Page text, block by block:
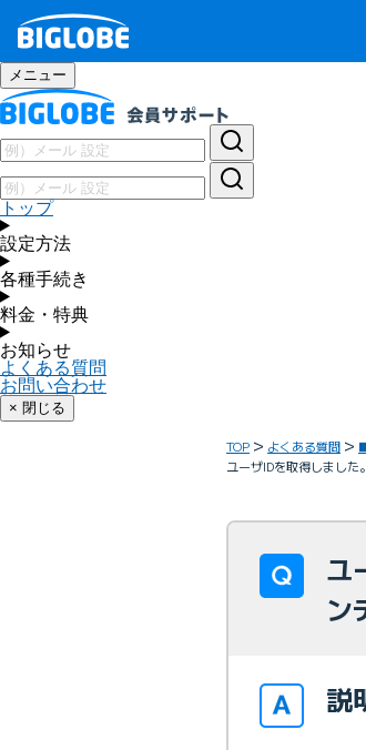
メニュー
トップ
設定方法
各種手続き
料金・特典
お知らせ
よくある質問
お問い合わせ
× 閉じる
TOP よくある質問
ユーザIDを取得しまし
ユ
ン
説